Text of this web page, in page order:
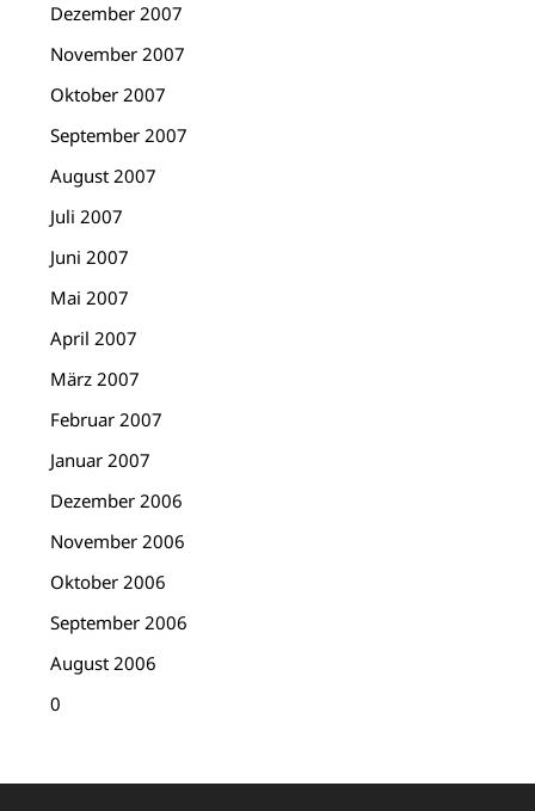
Dezember 2007
November 2007
Oktober 2007
September 2007
August 2007
Juli 2007
Juni 2007
Mai 2007
April 2007
März 2007
Februar 2007
Januar 2007
Dezember 2006
November 2006
Oktober 2006
September 2006
August 2006
0